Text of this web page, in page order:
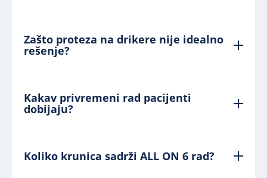
Zašto proteza na drikere nije idealno
rešenje?
Kakav privremeni rad pacijenti
dobijaju?
Koliko krunica sadrži ALL ON 6 rad?